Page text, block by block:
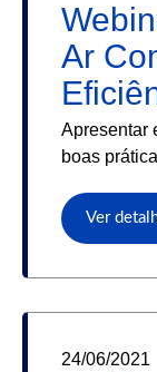
Ar
Apresentar
boas
Ver
24/06/2021